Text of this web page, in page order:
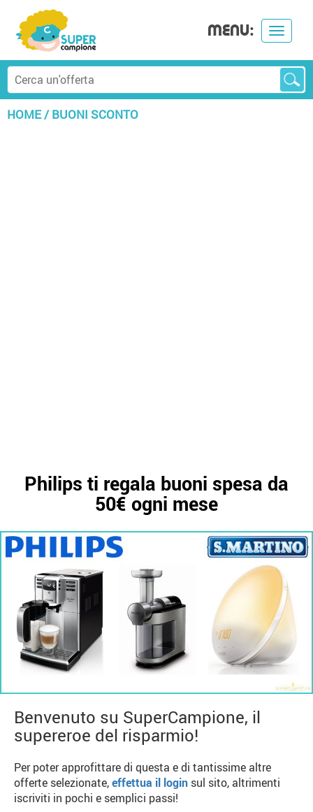
Toggle
MENU:
HOME/BUONI SCONTO
Philips ti regala buoni spesa da
50€ ogni mese
Benvenuto su SuperCampione, il
supereroe del risparmio!
Per poter approfittare di questa e di tantissime altre
offerte selezionate,effettua il login sul sito, altrimenti
iscriviti in pochi e semplici passi!